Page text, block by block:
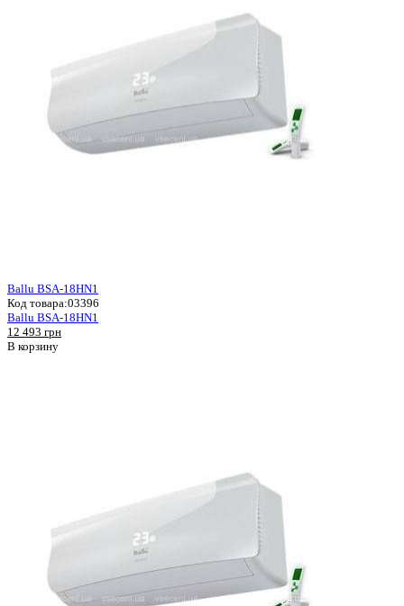
Ballu BSA-18HN1
Код товара:03396
Ballu BSA-18HN1
12 493 грн
В корзину